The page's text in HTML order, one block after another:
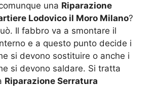
una Riparazione
Lodovico il Moro Milano?
Il fabbro va a smontare il
e a questo punto decide i
si devono sostituire o anche i
si devono saldare. Si tratta
Riparazione Serratura